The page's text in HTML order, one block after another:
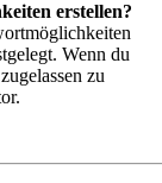
erstellen?
Wenn du
zu